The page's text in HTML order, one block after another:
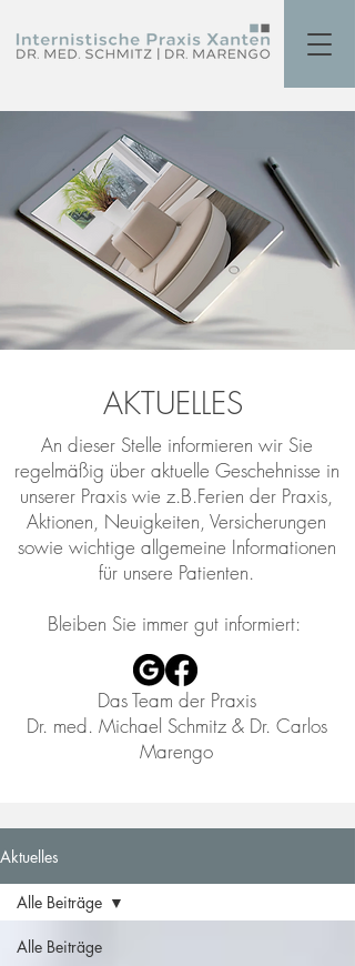
AKTUELLES
An dieser Stelle informieren wir Sie
regelmäßig über aktuelle Geschehnisse in
unserer Praxis wie z.B.Ferien der Praxis,
Aktionen, Neuigkeiten, Versicherungen
sowie wichtige allgemeine Informationen
für unsere Patienten.
​Bleiben Sie immer gut informiert:
Das Team der Praxis
Dr. med. Michael Schmitz & Dr. Carlos
Marengo
Aktuelles
Alle Beiträge
Alle Beiträge